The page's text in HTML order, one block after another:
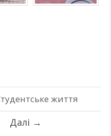
життя
Далі →